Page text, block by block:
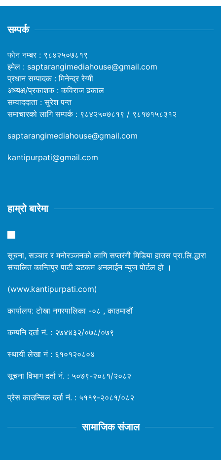
सम्पर्क
फोन नम्बर : ९८४२५०७८१९
इमेल : saptarangimediahouse@gmail.com
प्रधान सम्पादक : मिनेन्द्र रेग्मी
अध्यक्ष/प्रकाशक : कविराज ढकाल
सम्वाददाता : सुरेश पन्त
समाचारको लागि सम्पर्क : ९८४२५०७८१९ / ९८१७१५८३१२
saptarangimediahouse@gmail.com
kantipurpati@gmail.com
हाम्रो बारेमा
सूचना, सञ्चार र मनोरञ्जनको लागि सप्तरंगी मिडिया हाउस प्रा.लि.द्धारा
संचालित कान्तिपुर पाटी डटकम अनलाईन न्युज पोर्टल हो ।
(www.kantipurpati.com)
कार्यालय: टोखा नगरपालिका -०८ , काठमाडौं
कम्पनि दर्ता नं. : २७४४३२/०७८/०७९
स्थायी लेखा नं : ६१०१२०८०४
सूचना विभाग दर्ता नं. : ५०७९-२०८१/२०८२
प्रेस काउन्सिल दर्ता नं. : ५११९-२०८१/०८२
सामाजिक संजाल